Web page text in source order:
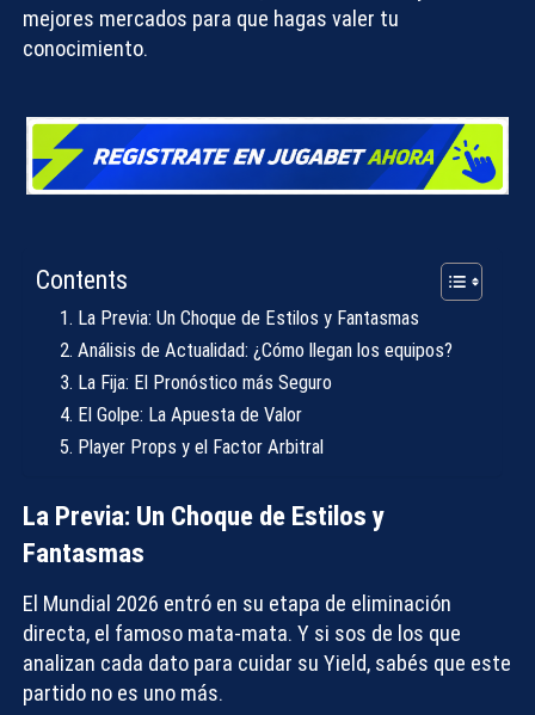
mejores mercados para que hagas valer tu
conocimiento.
Contents
La Previa: Un Choque de Estilos y Fantasmas
Análisis de Actualidad: ¿Cómo llegan los equipos?
La Fija: El Pronóstico más Seguro
El Golpe: La Apuesta de Valor
Player Props y el Factor Arbitral
La Previa: Un Choque de Estilos y
Fantasmas
El Mundial 2026 entró en su etapa de eliminación
directa, el famoso mata-mata. Y si sos de los que
analizan cada dato para cuidar suYield, sabés que este
partido no es uno más.